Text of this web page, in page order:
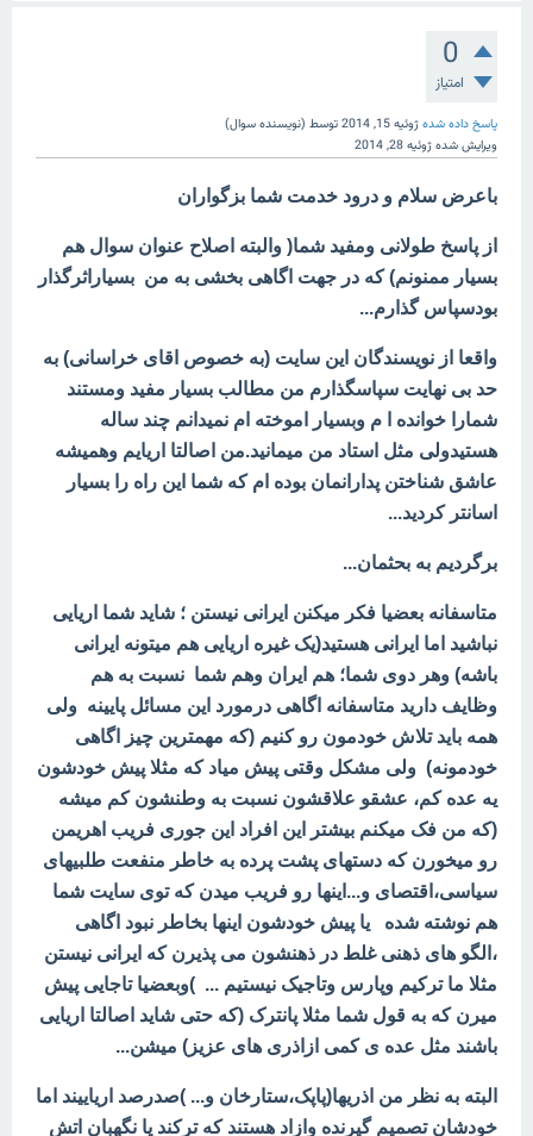
0
امتیاز
پاسخ داده شدهژوئیه 15, 2014 توسط (نویسنده سوال)
ویرایش شدهژوئیه 28, 2014
باعرض سلام و درود خدمت شما بزگواران
از پاسخ طولانی ومفید شما( والبته اصلاح عنوان سوال هم
بسیار ممنونم) که در جهت اگاهی بخشی به من بسیاراثرگذار
بودسپاس گذارم...
واقعا از نویسندگان این سایت (به خصوص اقای خراسانی) به
حد بی نهایت سپاسگذارم من مطالب بسیار مفید ومستند
شمارا خوانده ا م وبسیار اموخته ام نمیدانم چند ساله
هستیدولی مثل استاد من میمانید.من اصالتا اریایم وهمیشه
عاشق شناختن پدارانمان بوده ام که شما این راه را بسیار
اسانتر کردید...
برگردیم به بحثمان...
متاسفانه بعضیا فکر میکنن ایرانی نیستن ؛ شاید شما اریایی
نباشید اما ایرانی هستید(یک غیره اریایی هم میتونه ایرانی
باشه) وهر دوی شما؛ هم ایران وهم شما نسبت به هم
وظایف دارید متاسفانه اگاهی درمورد این مسائل پایینه ولی
همه باید تلاش خودمون رو کنیم (که مهمترین چیز اگاهی
خودمونه) ولی مشکل وقتی پیش میاد که مثلا پیش خودشون
یه عده کم، عشقو علاقشون نسبت به وطنشون کم میشه
(که من فک میکنم بیشتر این افراد این جوری فریب اهریمن
رو میخورن که دستهای پشت پرده به خاطر منفعت طلبیهای
سیاسی،اقتصای و...اینها رو فریب میدن که توی سایت شما
هم نوشته شده یا پیش خودشون اینها بخاطر نبود اگاهی
،الگو های ذهنی غلط در ذهنشون می پذیرن که ایرانی نیستن
مثلا ما ترکیم وپارس وتاجیک نیستیم ... )وبعضیا تاجایی پیش
میرن که به قول شما مثلا پانترک (که حتی شاید اصالتا اریایی
باشند مثل عده ی کمی ازاذری های عزیز) میشن...
البته به نظر من اذریها(پاپک،ستارخان و... )صدرصد اریاییند اما
خودشان تصمیم گیرنده وازاد هستند که ترکند یا نگهبان اتش